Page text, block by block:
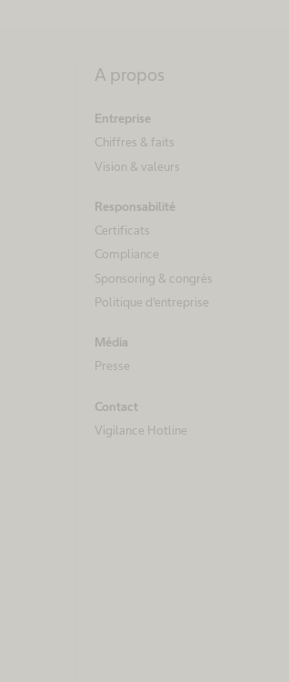
A propos
Entreprise
Chiffres & faits
Vision & valeurs
Responsabilité
Certificats
Compliance
Sponsoring & congrès
Politique d'entreprise
Média
Presse
Contact
Vigilance Hotline